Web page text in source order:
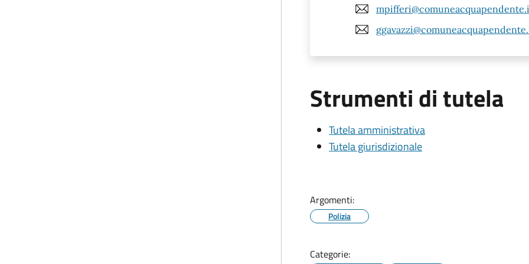
Strumenti di tutela
Tutela amministrativa
Tutela giurisdizionale
Argomenti:
Polizia
Categorie: